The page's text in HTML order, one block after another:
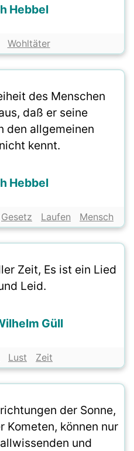
Hebbel
Wohltäter
des Menschen
daß er seine
den allgemeinen
kennt.
Hebbel
Gesetz Laufen Mensch
Zeit, Es ist ein Lied
Leid.
Güll
Lust Zeit
der Sonne,
Kometen, können nur
und